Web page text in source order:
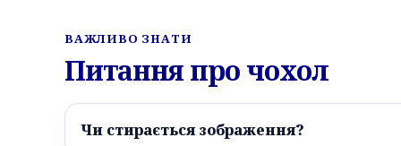
ВАЖЛИВО ЗНАТИ
Питання про чохол
Чи стирається зображення?